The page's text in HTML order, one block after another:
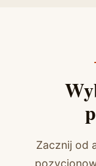
Zacznij od